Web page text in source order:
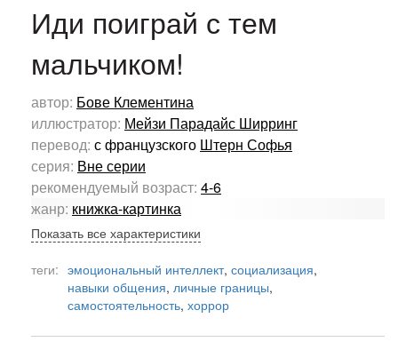
Иди поиграй с тем
мальчиком!
автор: Бове Клементина
иллюстратор: Мейзи Парадайс Ширринг
перевод: с французского Штерн Софья
серия: Вне серии
рекомендуемый возраст: 4-6
жанр: книжка-картинка
Показать все характеристики
теги: эмоциональный интеллект, социализация,
навыки общения, личные границы,
самостоятельность, хоррор